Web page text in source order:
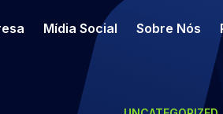
Mídia Social Sobre Nós